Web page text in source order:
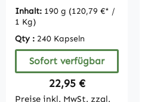
| Vitamintrend
Inhalt: 190 g (120,79 €* /
1 Kg)
Qty : 240 Kapseln
Sofort verfügbar
Regulärer Preis:
22,95 €
Preise inkl. MwSt. zzgl.